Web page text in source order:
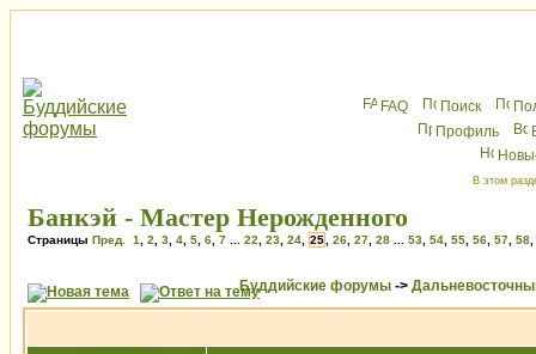
FAQ Поиск
Профиль
В этом
Банкэй - Мастер Нерожденного
Страницы Пред. 1 2 3 4 5 6 7 22 23 24 25 26 27 28 53 54 55 56 57 58
Буддийские форумы ->